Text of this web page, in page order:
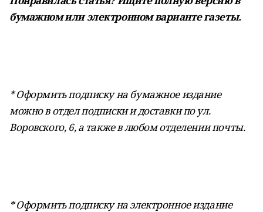
бумажном или электронном варианте газеты.
* Оформить подписку на бумажное издание
можно в отдел подписки и доставки по ул.
Воровского, 6, а также в любом отделении почты.
* Оформить подписку на электронное издание